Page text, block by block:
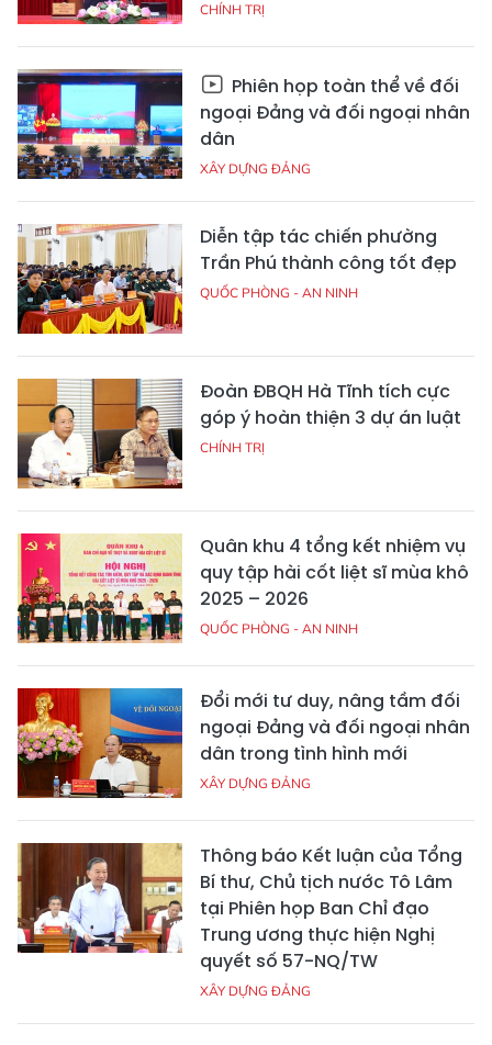
CHÍNH TRỊ
Phiên họp toàn thể về đối
ngoại Đảng và đối ngoại nhân
dân
XÂY DỰNG ĐẢNG
Diễn tập tác chiến phường
Trần Phú thành công tốt đẹp
QUỐC PHÒNG - AN NINH
Đoàn ĐBQH Hà Tĩnh tích cực
góp ý hoàn thiện 3 dự án luật
CHÍNH TRỊ
Quân khu 4 tổng kết nhiệm vụ
quy tập hài cốt liệt sĩ mùa khô
2025 – 2026
QUỐC PHÒNG - AN NINH
Đổi mới tư duy, nâng tầm đối
ngoại Đảng và đối ngoại nhân
dân trong tình hình mới
XÂY DỰNG ĐẢNG
Thông báo Kết luận của Tổng
Bí thư, Chủ tịch nước Tô Lâm
tại Phiên họp Ban Chỉ đạo
Trung ương thực hiện Nghị
quyết số 57-NQ/TW
XÂY DỰNG ĐẢNG